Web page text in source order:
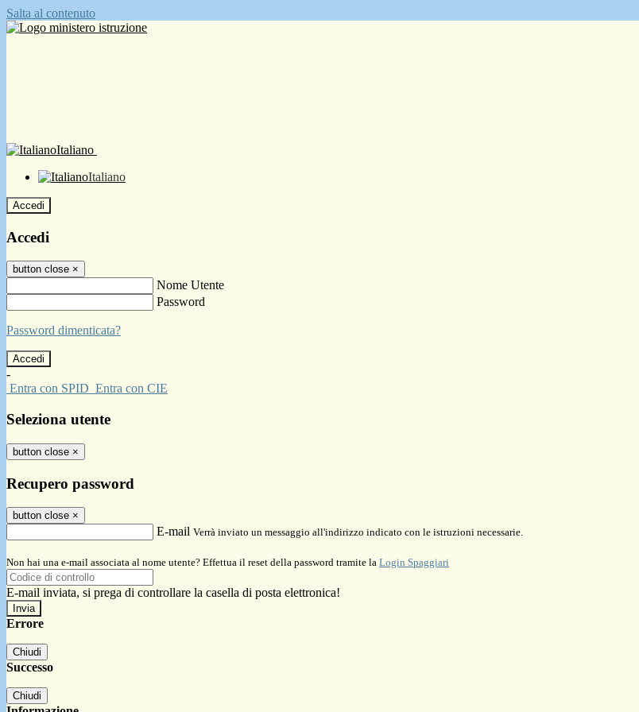
Salta al contenuto
Italiano
Italiano
Accedi
Accedi
button close ×
Nome Utente
Password
Password dimenticata?
-
Entra con SPID Entra con CIE
Seleziona utente
button close ×
Recupero password
button close ×
E-mail Verrà inviato un messaggio all'indirizzo indicato con le istruzioni necessarie.
Non hai una e-mail associata al nome utente? Effettua il reset della password tramite la Login Spaggiari
E-mail inviata, si prega di controllare la casella di posta elettronica!
Errore
Chiudi
Successo
Chiudi